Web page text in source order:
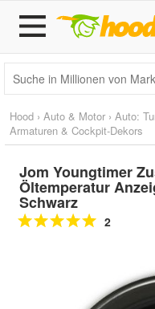
Hood › Auto & Motor › Auto:
Armaturen & Cockpit-Dekors
Jom Youngtimer
Öltemperatur
Schwarz
2